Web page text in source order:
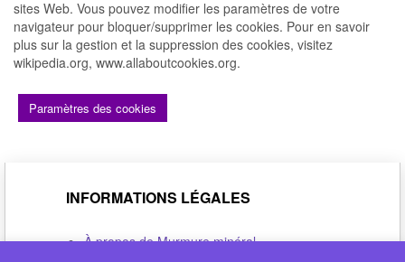
sites Web. Vous pouvez modifier les paramètres de votre
navigateur pour bloquer/supprimer les cookies. Pour en savoir
plus sur la gestion et la suppression des cookies, visitez
wikipedia.org, www.allaboutcookies.org.
Paramètres des cookies
INFORMATIONS LÉGALES
À propos de Murmure minéral